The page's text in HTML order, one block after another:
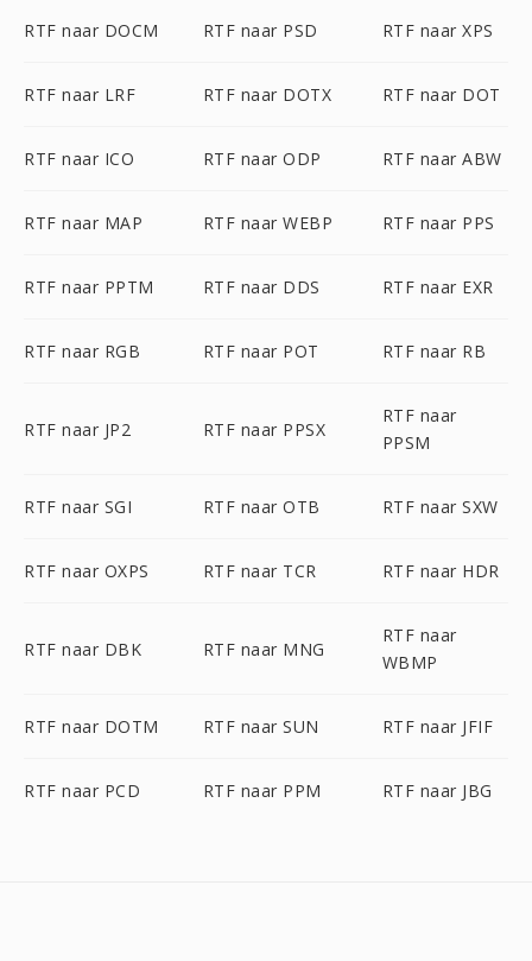
RTF naar DOCM RTF naar PSD RTF naar XPS
RTF naar LRF RTF naar DOTX RTF naar DOT
RTF naar ICO RTF naar ODP RTF naar ABW
RTF naar MAP RTF naar WEBP RTF naar PPS
RTF naar PPTM RTF naar DDS RTF naar EXR
RTF naar RGB RTF naar POT RTF naar RB
RTF naar JP2 RTF naar PPSX
RTF naar
PPSM
RTF naar SGI RTF naar OTB RTF naar SXW
RTF naar OXPS RTF naar TCR RTF naar HDR
RTF naar DBK RTF naar MNG
RTF naar
WBMP
RTF naar DOTM RTF naar SUN RTF naar JFIF
RTF naar PCD RTF naar PPM RTF naar JBG